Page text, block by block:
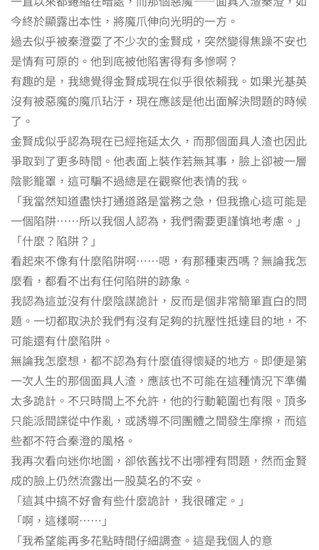
今終於顯露出本性，將魔爪伸向光明的一方。
過去似乎被秦澄耍了不少次的金賢成，突然變得焦躁不安也
是情有可原的。他到底被他陷害得有多慘啊？
有趣的是，我總覺得金賢成現在似乎很依賴我。如果光基英
沒有被惡魔的魔爪玷汙，現在應該是他出面解決問題的時候
了。
金賢成似乎認為現在已經拖延太久，而那個面具人渣也因此
爭取到了更多時間。他表面上裝作若無其事，臉上卻被一層
陰影籠罩，這可騙不過總是在觀察他表情的我。
「我當然知道盡快打通道路是當務之急，但我擔心這可能是
一個陷阱……所以我個人認為，我們需要更謹慎地考慮。」
「什麼？陷阱？」
看起來不像有什麼陷阱啊……嗯，有那種東西嗎？無論我怎
麼看，都看不出有任何陷阱的跡象。
我認為這並沒有什麼陰謀詭計，反而是個非常簡單直白的問
題。一切都取決於我們有沒有足夠的抗壓性抵達目的地，不
可能還有什麼陷阱。
無論我怎麼想，都不認為有什麼值得懷疑的地方。即便是第
一次人生的那個面具人渣，應該也不可能在這種情況下準備
太多詭計。不只時間上不允許，他的行動範圍也有限。頂多
只能派間諜從中作亂，或誘導不同團體之間發生摩擦，而這
些都不符合秦澄的風格。
我再次看向迷你地圖，卻依舊找不出哪裡有問題，然而金賢
成的臉上仍然流露出一股莫名的不安。
「這其中搞不好會有些什麼詭計，我很確定。」
「啊，這樣啊……」
「我希望能再多花點時間仔細調查。這是我個人的意